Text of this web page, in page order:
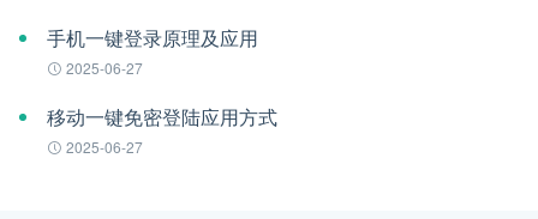
手机一键登录原理及应用
2025-06-27
移动一键免密登陆应用方式
2025-06-27